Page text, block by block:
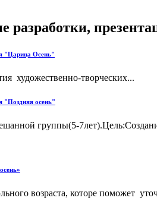
разработки,
"Царица Осень"
художественно-творческих...
"Поздняя осень"
группы(5-
возраста, которе поможет